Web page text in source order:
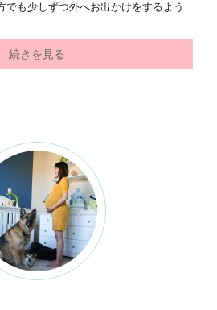
でも少しずつ外へお出かけをするよう
続きを見る